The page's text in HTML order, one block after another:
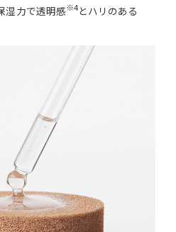
湿力で透明感※4とハリのある